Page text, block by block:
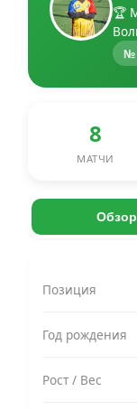
🏆
№
8
МАТЧИ
Обзор
Позиция
Год рождения
Рост / Вес